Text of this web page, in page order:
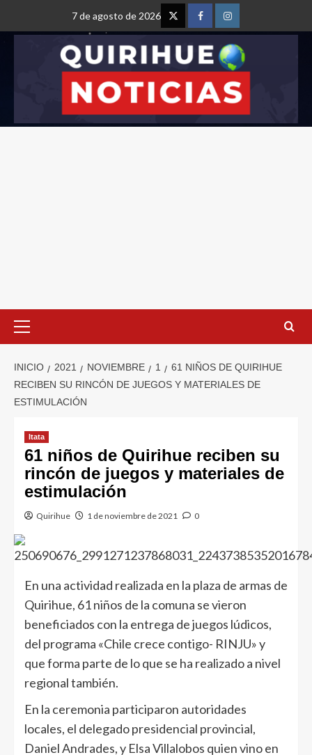
7 de agosto de 2026
INICIO 2021 NOVIEMBRE 1
61 NIÑOS DE QUIRIHUE
RECIBEN SU RINCÓN DE JUEGOS Y MATERIALES DE
ESTIMULACIÓN
Itata
61 niños de Quirihue reciben su
rincón de juegos y materiales de
estimulación
Quirihue 1 de noviembre de 2021 0
En una actividad realizada en la plaza de armas de
Quirihue, 61 niños de la comuna se vieron
beneficiados con la entrega de juegos lúdicos,
del programa «Chile crece contigo- RINJU» y
que forma parte de lo que se ha realizado a nivel
regional también.
En la ceremonia participaron autoridades
locales, el delegado presidencial provincial,
Daniel Andrades, y Elsa Villalobos quien vino en